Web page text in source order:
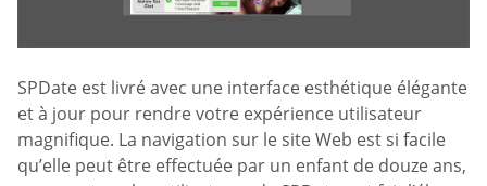
SPDate est livré avec une interface esthétique élégante
et à jour pour rendre votre expérience utilisateur
magnifique. La navigation sur le site Web est si facile
qu’elle peut être effectuée par un enfant de douze ans,